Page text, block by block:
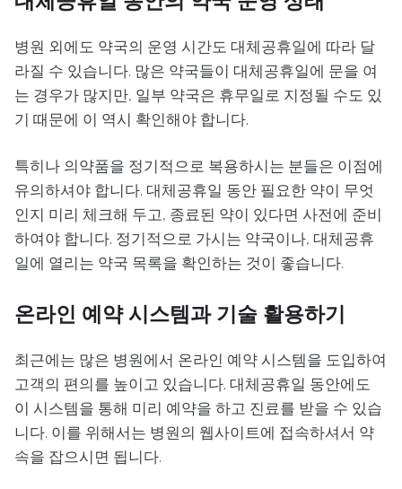
병원 외에도 약국의 운영 시간도 대체공휴일에 따라 달
라질 수 있습니다. 많은 약국들이 대체공휴일에 문을 여
는 경우가 많지만, 일부 약국은 휴무일로 지정될 수도 있
기 때문에 이 역시 확인해야 합니다.
특히나 의약품을 정기적으로 복용하시는 분들은 이점에
유의하셔야 합니다. 대체공휴일 동안 필요한 약이 무엇
인지 미리 체크해 두고, 종료된 약이 있다면 사전에 준비
하여야 합니다. 정기적으로 가시는 약국이나, 대체공휴
일에 열리는 약국 목록을 확인하는 것이 좋습니다.
온라인 예약 시스템과 기술 활용하기
최근에는 많은 병원에서 온라인 예약 시스템을 도입하여
고객의 편의를 높이고 있습니다. 대체공휴일 동안에도
이 시스템을 통해 미리 예약을 하고 진료를 받을 수 있습
니다. 이를 위해서는 병원의 웹사이트에 접속하셔서 약
속을 잡으시면 됩니다.